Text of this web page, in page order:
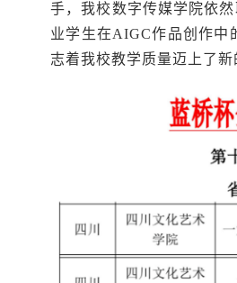
手，我校数字传媒学院依
业学生在AIGC作品创作中
志着我校教学质量迈上了新